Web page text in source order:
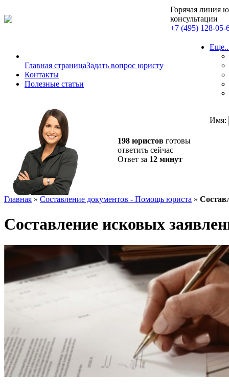
Горячая линия
консультации
+7 (495) 128-05-
Главная страницаЗадать вопрос юристу
Контакты
Полезные статьи
198 юристов готовы
ответить сейчас
Ответ за 12 минут
Имя:
Главная » Составление документов - Помощь юриста »
Составление исковых